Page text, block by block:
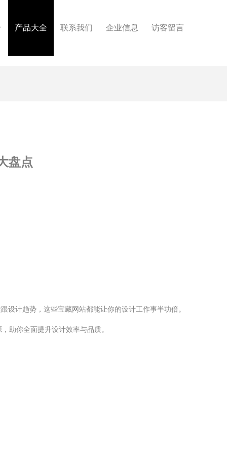
产品大全 联系我们 企业信息 访客留言
盘点
计趋势，这些宝藏网站都能让你的设计工作事半功倍。
助你全面提升设计效率与品质。